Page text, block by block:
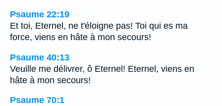
Psaume 22:19
Et toi, Eternel, ne t'éloigne pas! Toi qui es ma
force, viens en hâte à mon secours!
Psaume 40:13
Veuille me délivrer, ô Eternel! Eternel, viens en
hâte à mon secours!
Psaume 70:1